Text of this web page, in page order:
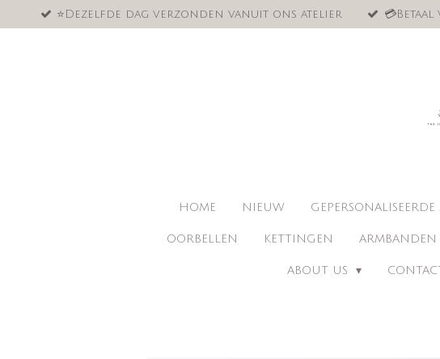
direct
⭐️Dezelfde dag verzonden vanuit ons atelier
HOME NIEUW GEPERSONALISEERDE
OORBELLEN KETTINGEN ARMBANDEN
ABOUT US